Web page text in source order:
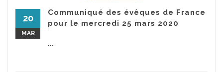
20
MAR
Communiqué des évêques de France
pour le mercredi 25 mars 2020
...